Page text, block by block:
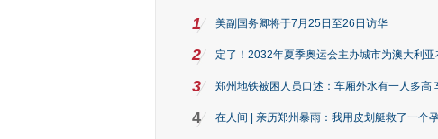
1 美副国务卿将于7月25日至26日访华
2 定了！2032年夏季奥运会主办城市为澳大利亚
3 郑州地铁被困人员口述：车厢外水有一人多高
4 在人间 | 亲历郑州暴雨：我用皮划艇救了一个